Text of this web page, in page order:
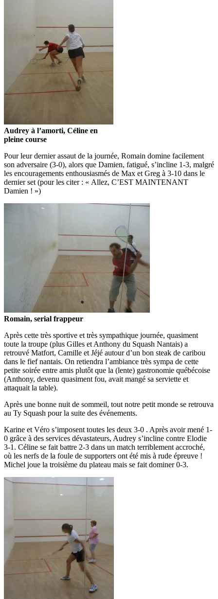
Audrey à l’amorti, Céline en
pleine course
Pour leur dernier assaut de la journée, Romain domine facilement
son adversaire (3-0), alors que Damien, fatigué, s’incline 1-3, malgré
les encouragements enthousiasmés de Max et Greg à 3-10 dans le
dernier set (pour les citer : « Allez, C’EST MAINTENANT
Damien ! »)
Romain, serial frappeur
Après cette très sportive et très sympathique journée, quasiment
toute la troupe (plus Gilles et Anthony du Squash Nantais) a
retrouvé Matfort, Camille et Jéjé autour d’un bon steak de caribou
dans le fief nantais. On retiendra l’ambiance très sympa de cette
petite soirée entre amis plutôt que la (lente) gastronomie québécoise
(Anthony, devenu quasiment fou, avait mangé sa serviette et
attaquait la table).
Après une bonne nuit de sommeil, tout notre petit monde se retrouva
au Ty Squash pour la suite des événements.
Karine et Véro s’imposent toutes les deux 3-0 . Après avoir mené 1-
0 grâce à des services dévastateurs, Audrey s’incline contre Elodie
3-1. Céline se fait battre 2-3 dans un match terriblement accroché,
où les nerfs de la foule de supporters ont été mis à rude épreuve !
Michel joue la troisième du plateau mais se fait dominer 0-3.